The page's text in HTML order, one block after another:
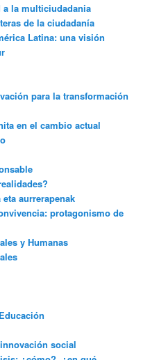
la multiciudadania
de la ciudadanía
Latina: una visión
para la transformación
en el cambio actual
aurrerapenak
protagonismo de
y Humanas
social